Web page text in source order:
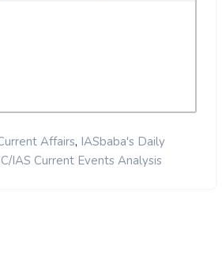
Affairs, IASbaba's Daily
IAS Current Events Analysis